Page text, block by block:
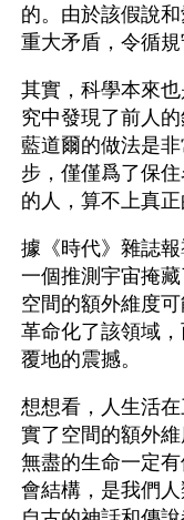
的。由於該假說
重大矛盾，令循規
其實，科學本來
究中發現了前人
藍道爾的做法是
步，僅僅爲了保
的人，算不上真正
據《時代》雜誌
一個推測宇宙掩
空間的額外維度
革命化了該領域
覆地的震撼。
想想看，人生活
實了空間的額外
無盡的生命一定
會結構，是我們